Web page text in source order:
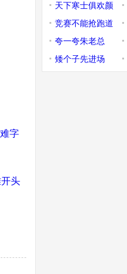
字
头
天下寒士俱欢颜
竞赛不能抢跑道
夸一夸朱老总
矮个子先进场